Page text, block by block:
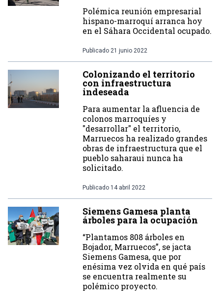
Polémica reunión empresarial
hispano-marroquí arranca hoy
en el Sáhara Occidental ocupado.
Publicado 21 junio 2022
Colonizando el territorio
con infraestructura
indeseada
Para aumentar la afluencia de
colonos marroquíes y
"desarrollar" el territorio,
Marruecos ha realizado grandes
obras de infraestructura que el
pueblo saharaui nunca ha
solicitado.
Publicado 14 abril 2022
Siemens Gamesa planta
árboles para la ocupación
“Plantamos 808 árboles en
Bojador, Marruecos”, se jacta
Siemens Gamesa, que por
enésima vez olvida en qué país
se encuentra realmente su
polémico proyecto.